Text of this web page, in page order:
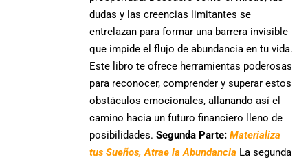
dudas y las creencias limitantes se
entrelazan para formar una barrera invisible
que impide el flujo de abundancia en tu vida.
Este libro te ofrece herramientas poderosas
para reconocer, comprender y superar estos
obstáculos emocionales, allanando así el
camino hacia un futuro financiero lleno de
posibilidades.Segunda Parte: Materializa
tus Sueños, Atrae la Abundancia La segunda